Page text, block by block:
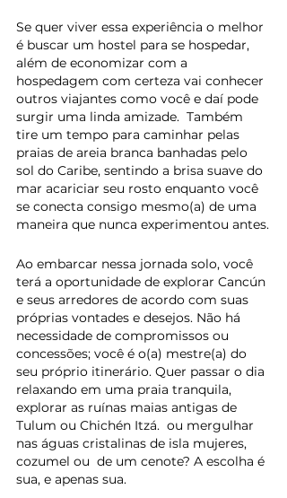
Se quer viver essa experiência o melhor
é buscar um hostel para se hospedar,
além de economizar com a
hospedagem com certeza vai conhecer
outros viajantes como você e daí pode
surgir uma linda amizade.  Também
tire um tempo para caminhar pelas
praias de areia branca banhadas pelo
sol do Caribe, sentindo a brisa suave do
mar acariciar seu rosto enquanto você
se conecta consigo mesmo(a) de uma
maneira que nunca experimentou antes.
Ao embarcar nessa jornada solo, você
terá a oportunidade de explorar Cancún
e seus arredores de acordo com suas
próprias vontades e desejos. Não há
necessidade de compromissos ou
concessões; você é o(a) mestre(a) do
seu próprio itinerário. Quer passar o dia
relaxando em uma praia tranquila,
explorar as ruínas maias antigas de
Tulum ou Chichén Itzá.  ou mergulhar
nas águas cristalinas de isla mujeres,
cozumel ou  de um cenote? A escolha é
sua, e apenas sua.